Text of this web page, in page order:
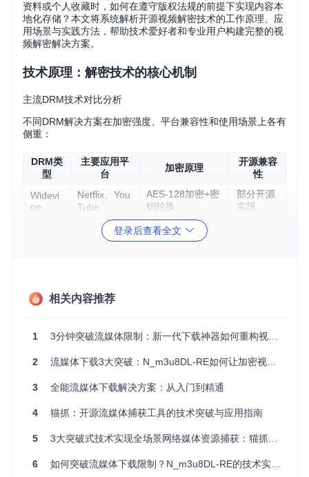
资料或个人收藏时，如何在遵守版权法规的前提下实现内容本
地化存储？本文将系统解析开源视频解密技术的工作原理、应
用场景与实践方法，帮助技术爱好者和专业用户构建完整的视
频解密解决方案。
技术原理：解密技术的核心机制
主流DRM技术对比分析
不同DRM解决方案在加密强度、平台兼容性和使用场景上各有
侧重：
DRM类
型
主要应用平
台
加密原理
开源兼容
性
Widevi
ne
Netflix、You
Tube
AES-128加密+密
钥轮换
部分开源
实现
Apple生态系
基于AES的加密
流
Widevine作为Google开发的DRM方案，因跨平台特性和相对
项目采用模块化架构设计，各核心组件承担不同功能：
wvdecrypter模块 （路径：widevine_decrypter/wvdecrypte
使用场景：处理加密视频的密钥获取与内容解密
技术特点：支持多种密钥交换协议，兼容不同版本Widevine
规范
登录后查看全文
相关内容推荐
1 3分钟突破流媒体限制：新一代下载神器如何重构视频保存体验
2 流媒体下载3大突破：N_m3u8DL-RE如何让加密视频保存效率提升300%？
3 全能流媒体下载解决方案：从入门到精通
4 猫抓：开源流媒体捕获工具的技术突破与应用指南
5 3大突破式技术实现全场景网络媒体资源捕获：猫抓浏览器扩展深度解析
6 如何突破流媒体下载限制？N_m3u8DL-RE的技术实现与实战指南